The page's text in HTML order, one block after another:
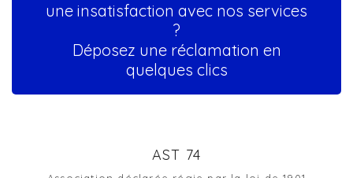
une insatisfaction avec nos services
?
Déposez une réclamation en
quelques clics
AST 74